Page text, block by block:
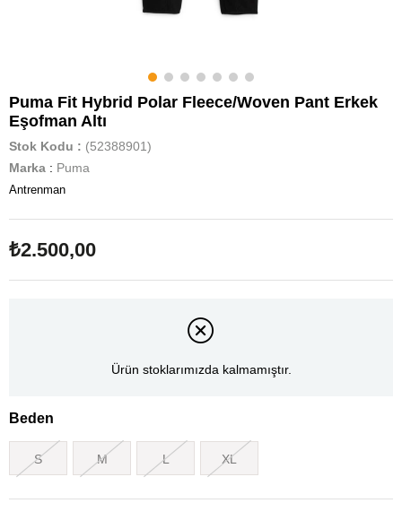
Puma Fit Hybrid Polar Fleece/Woven Pant Erkek
Eşofman Altı
Stok Kodu
(52388901)
Marka : Puma
Antrenman
₺2.500,00
Ürün stoklarımızda kalmamıştır.
Beden
S M L XL